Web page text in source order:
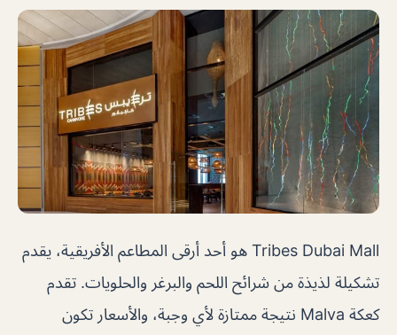
Tribes Dubai Mall هو أحد أرقى المطاعم الأفريقية، يقدم
تشكيلة لذيذة من شرائح اللحم والبرغر والحلويات. تقدم
كعكة Malva نتيجة ممتازة لأي وجبة، والأسعار تكون